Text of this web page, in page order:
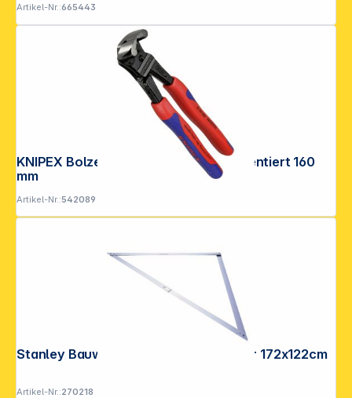
Artikel-Nr.:665443
KNIPEX Bolzen-Vornschneider Atramentiert 160
mm
Artikel-Nr.:542089
Stanley Bauwinkel Aluminium klappbar 172x122cm
Artikel-Nr.:270218